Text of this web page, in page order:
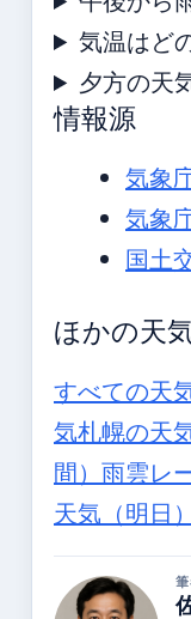
気温はど
夕方の天
情報源
気象
気象
国土
ほかの天
すべての天
気札幌の天
間） 雨雲レ
天気（明日）
筆